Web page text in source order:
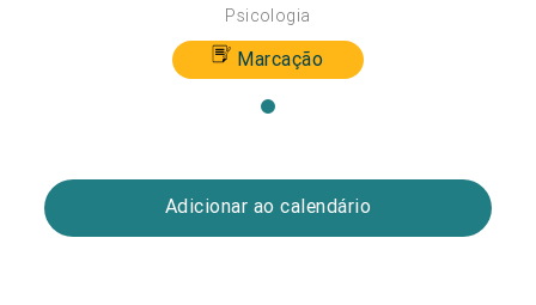
Psicologia
Marcação
Adicionar ao calendário